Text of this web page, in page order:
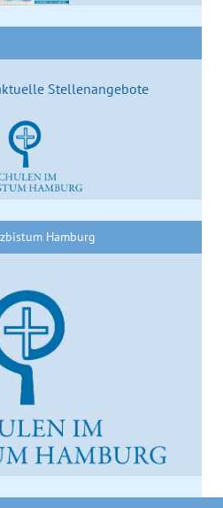
Stellenangebote
Hamburg